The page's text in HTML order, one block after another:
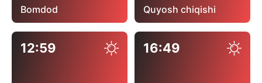
Bomdod Quyosh chiqishi
12:59 16:49